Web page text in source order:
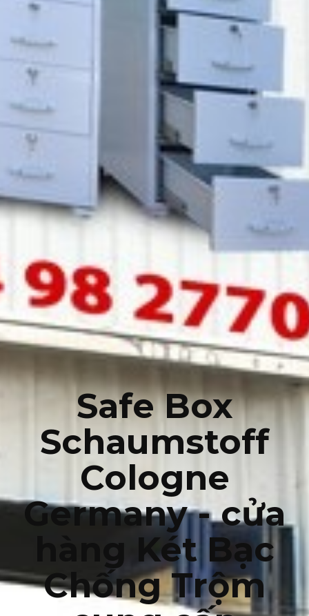
Safe Box
Schaumstoff
Cologne
Germany - cửa
hàng Két Bạc
Chống Trộm